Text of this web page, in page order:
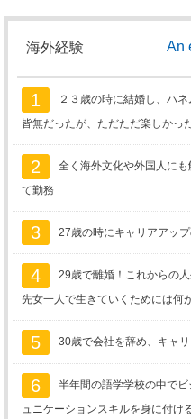
海外経験 An
1
２３歳の時に結婚し、ハ
皆無だったが、ただただ楽しかっ
2
全く海外文化や外国人に
て勤務
3 27歳の時にキャリアアッ
4
29歳で離婚！これからの
先女一人で生きていくためには何
5 30歳で会社を辞め、キャ
6
半年間の語学学校の中で
ュニケーションスキルを身に付け